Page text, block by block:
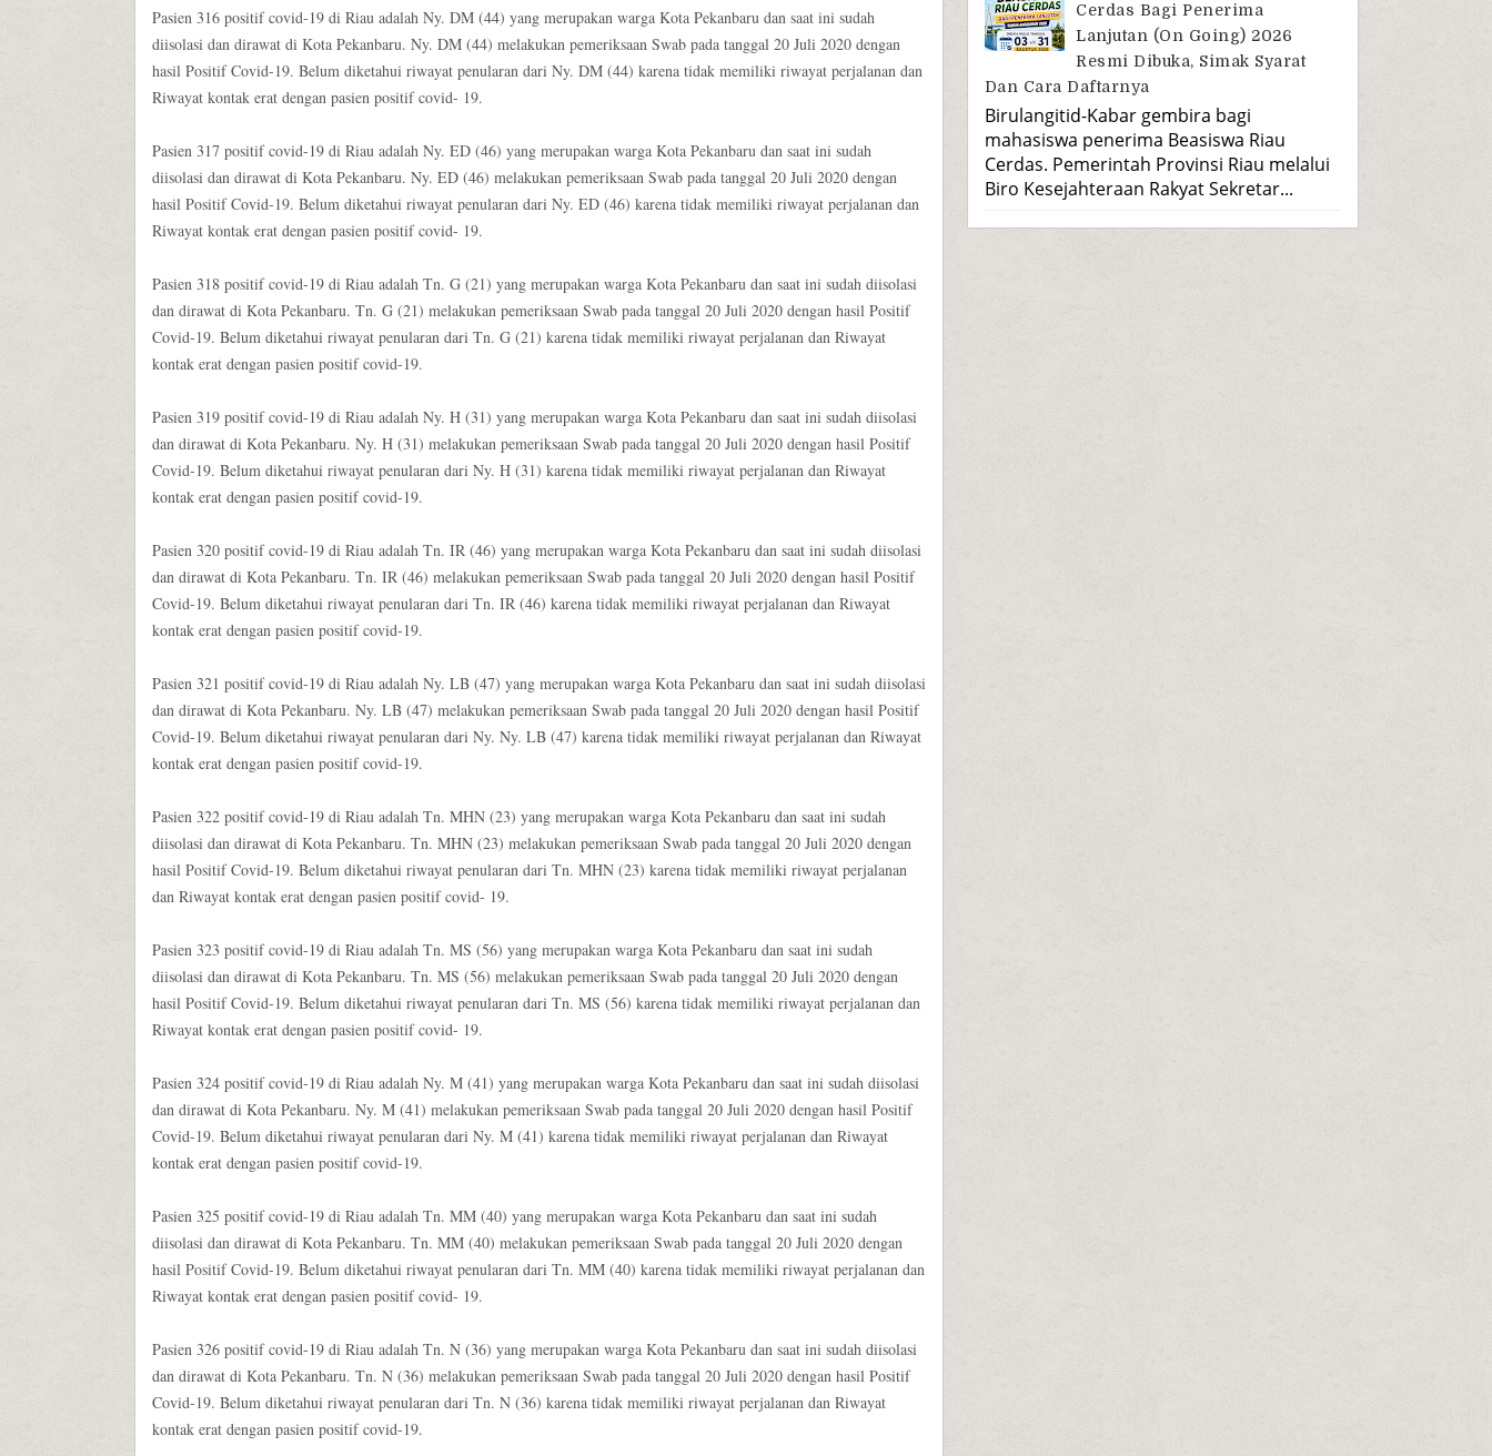
Pasien 316 positif covid-19 di Riau adalah Ny. DM (44) yang merupakan warga Kota Pekanbaru dan saat ini sudah
diisolasi dan dirawat di Kota Pekanbaru. Ny. DM (44) melakukan pemeriksaan Swab pada tanggal 20 Juli 2020 dengan
hasil Positif Covid-19. Belum diketahui riwayat penularan dari Ny. DM (44) karena tidak memiliki riwayat perjalanan dan
Riwayat kontak erat dengan pasien positif covid- 19.
Pasien 317 positif covid-19 di Riau adalah Ny. ED (46) yang merupakan warga Kota Pekanbaru dan saat ini sudah
diisolasi dan dirawat di Kota Pekanbaru. Ny. ED (46) melakukan pemeriksaan Swab pada tanggal 20 Juli 2020 dengan
hasil Positif Covid-19. Belum diketahui riwayat penularan dari Ny. ED (46) karena tidak memiliki riwayat perjalanan dan
Riwayat kontak erat dengan pasien positif covid- 19.
Pasien 318 positif covid-19 di Riau adalah Tn. G (21) yang merupakan warga Kota Pekanbaru dan saat ini sudah diisolasi
dan dirawat di Kota Pekanbaru. Tn. G (21) melakukan pemeriksaan Swab pada tanggal 20 Juli 2020 dengan hasil Positif
Covid-19. Belum diketahui riwayat penularan dari Tn. G (21) karena tidak memiliki riwayat perjalanan dan Riwayat
kontak erat dengan pasien positif covid-19.
Pasien 319 positif covid-19 di Riau adalah Ny. H (31) yang merupakan warga Kota Pekanbaru dan saat ini sudah diisolasi
dan dirawat di Kota Pekanbaru. Ny. H (31) melakukan pemeriksaan Swab pada tanggal 20 Juli 2020 dengan hasil Positif
Covid-19. Belum diketahui riwayat penularan dari Ny. H (31) karena tidak memiliki riwayat perjalanan dan Riwayat
kontak erat dengan pasien positif covid-19.
Pasien 320 positif covid-19 di Riau adalah Tn. IR (46) yang merupakan warga Kota Pekanbaru dan saat ini sudah diisolasi
dan dirawat di Kota Pekanbaru. Tn. IR (46) melakukan pemeriksaan Swab pada tanggal 20 Juli 2020 dengan hasil Positif
Covid-19. Belum diketahui riwayat penularan dari Tn. IR (46) karena tidak memiliki riwayat perjalanan dan Riwayat
kontak erat dengan pasien positif covid-19.
Pasien 321 positif covid-19 di Riau adalah Ny. LB (47) yang merupakan warga Kota Pekanbaru dan saat ini sudah diisolasi
dan dirawat di Kota Pekanbaru. Ny. LB (47) melakukan pemeriksaan Swab pada tanggal 20 Juli 2020 dengan hasil Positif
Covid-19. Belum diketahui riwayat penularan dari Ny. Ny. LB (47) karena tidak memiliki riwayat perjalanan dan Riwayat
kontak erat dengan pasien positif covid-19.
Pasien 322 positif covid-19 di Riau adalah Tn. MHN (23) yang merupakan warga Kota Pekanbaru dan saat ini sudah
diisolasi dan dirawat di Kota Pekanbaru. Tn. MHN (23) melakukan pemeriksaan Swab pada tanggal 20 Juli 2020 dengan
hasil Positif Covid-19. Belum diketahui riwayat penularan dari Tn. MHN (23) karena tidak memiliki riwayat perjalanan
dan Riwayat kontak erat dengan pasien positif covid- 19.
Pasien 323 positif covid-19 di Riau adalah Tn. MS (56) yang merupakan warga Kota Pekanbaru dan saat ini sudah
diisolasi dan dirawat di Kota Pekanbaru. Tn. MS (56) melakukan pemeriksaan Swab pada tanggal 20 Juli 2020 dengan
hasil Positif Covid-19. Belum diketahui riwayat penularan dari Tn. MS (56) karena tidak memiliki riwayat perjalanan dan
Riwayat kontak erat dengan pasien positif covid- 19.
Pasien 324 positif covid-19 di Riau adalah Ny. M (41) yang merupakan warga Kota Pekanbaru dan saat ini sudah diisolasi
dan dirawat di Kota Pekanbaru. Ny. M (41) melakukan pemeriksaan Swab pada tanggal 20 Juli 2020 dengan hasil Positif
Covid-19. Belum diketahui riwayat penularan dari Ny. M (41) karena tidak memiliki riwayat perjalanan dan Riwayat
kontak erat dengan pasien positif covid-19.
Pasien 325 positif covid-19 di Riau adalah Tn. MM (40) yang merupakan warga Kota Pekanbaru dan saat ini sudah
diisolasi dan dirawat di Kota Pekanbaru. Tn. MM (40) melakukan pemeriksaan Swab pada tanggal 20 Juli 2020 dengan
hasil Positif Covid-19. Belum diketahui riwayat penularan dari Tn. MM (40) karena tidak memiliki riwayat perjalanan dan
Riwayat kontak erat dengan pasien positif covid- 19.
Pasien 326 positif covid-19 di Riau adalah Tn. N (36) yang merupakan warga Kota Pekanbaru dan saat ini sudah diisolasi
dan dirawat di Kota Pekanbaru. Tn. N (36) melakukan pemeriksaan Swab pada tanggal 20 Juli 2020 dengan hasil Positif
Covid-19. Belum diketahui riwayat penularan dari Tn. N (36) karena tidak memiliki riwayat perjalanan dan Riwayat
kontak erat dengan pasien positif covid-19.
Cerdas Bagi Penerima
Lanjutan (On Going) 2026
Resmi Dibuka, Simak Syarat
Dan Cara Daftarnya
Birulangitid-Kabar gembira bagi
mahasiswa penerima Beasiswa Riau
Cerdas. Pemerintah Provinsi Riau melalui
Biro Kesejahteraan Rakyat Sekretar...